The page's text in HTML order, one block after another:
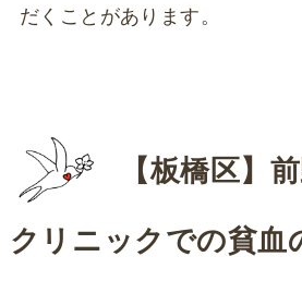
だくことがあります。
【板橋区】
クリニックでの貧血